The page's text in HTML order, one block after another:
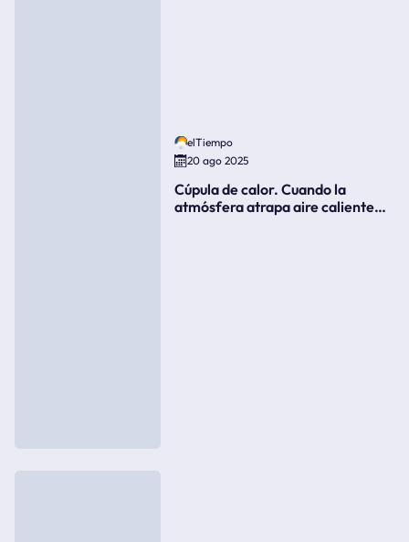
elTiempo
20 ago 2025
Cúpula de calor. Cuando la
atmósfera atrapa aire caliente